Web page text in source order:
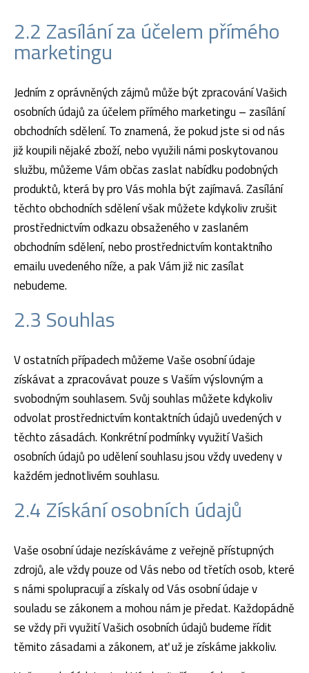
2.2 Zasílání za účelem přímého
marketingu
Jedním z oprávněných zájmů může být zpracování Vašich
osobních údajů za účelem přímého marketingu – zasílání
obchodních sdělení. To znamená, že pokud jste si od nás
již koupili nějaké zboží, nebo využili námi poskytovanou
službu, můžeme Vám občas zaslat nabídku podobných
produktů, která by pro Vás mohla být zajímavá. Zasílání
těchto obchodních sdělení však můžete kdykoliv zrušit
prostřednictvím odkazu obsaženého v zaslaném
obchodním sdělení, nebo prostřednictvím kontaktního
emailu uvedeného níže, a pak Vám již nic zasílat
nebudeme.
2.3 Souhlas
V ostatních případech můžeme Vaše osobní údaje
získávat a zpracovávat pouze s Vaším výslovným a
svobodným souhlasem. Svůj souhlas můžete kdykoliv
odvolat prostřednictvím kontaktních údajů uvedených v
těchto zásadách. Konkrétní podmínky využití Vašich
osobních údajů po udělení souhlasu jsou vždy uvedeny v
každém jednotlivém souhlasu.
2.4 Získání osobních údajů
Vaše osobní údaje nezískáváme z veřejně přístupných
zdrojů, ale vždy pouze od Vás nebo od třetích osob, které
s námi spolupracují a získaly od Vás osobní údaje v
souladu se zákonem a mohou nám je předat. Každopádně
se vždy při využití Vašich osobních údajů budeme řídit
těmito zásadami a zákonem, ať už je získáme jakkoliv.